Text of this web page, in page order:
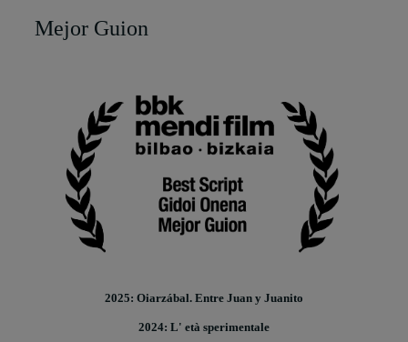
Mejor Guion
2025: Oiarzábal. Entre Juan y Juanito
2024: L' età sperimentale